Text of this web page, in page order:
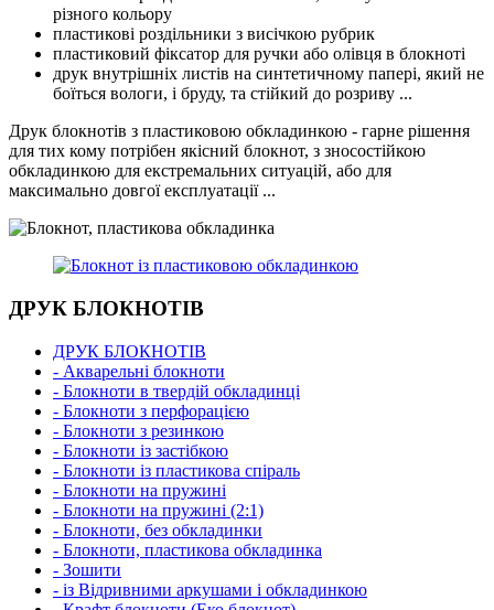
різного кольору
пластикові роздільники з висічкою рубрик
пластиковий фіксатор для ручки або олівця в блокноті
друк внутрішніх листів на синтетичному папері, який не
боїться вологи, і бруду, та стійкий до розриву ...
Друк блокнотів з пластиковою обкладинкою - гарне рішення
для тих кому потрібен якісний блокнот, з зносостійкою
обкладинкою для екстремальних ситуацій, або для
максимально довгої експлуатації ...
ДРУК БЛОКНОТІВ
ДРУК БЛОКНОТІВ
- Акварельні блокноти
- Блокноти в твердій обкладинці
- Блокноти з перфорацією
- Блокноти з резинкою
- Блокноти із застібкою
- Блокноти із пластикова спіраль
- Блокноти на пружині
- Блокноти на пружині (2:1)
- Блокноти, без обкладинки
- Блокноти, пластикова обкладинка
- Зошити
- із Відривними аркушами і обкладинкою